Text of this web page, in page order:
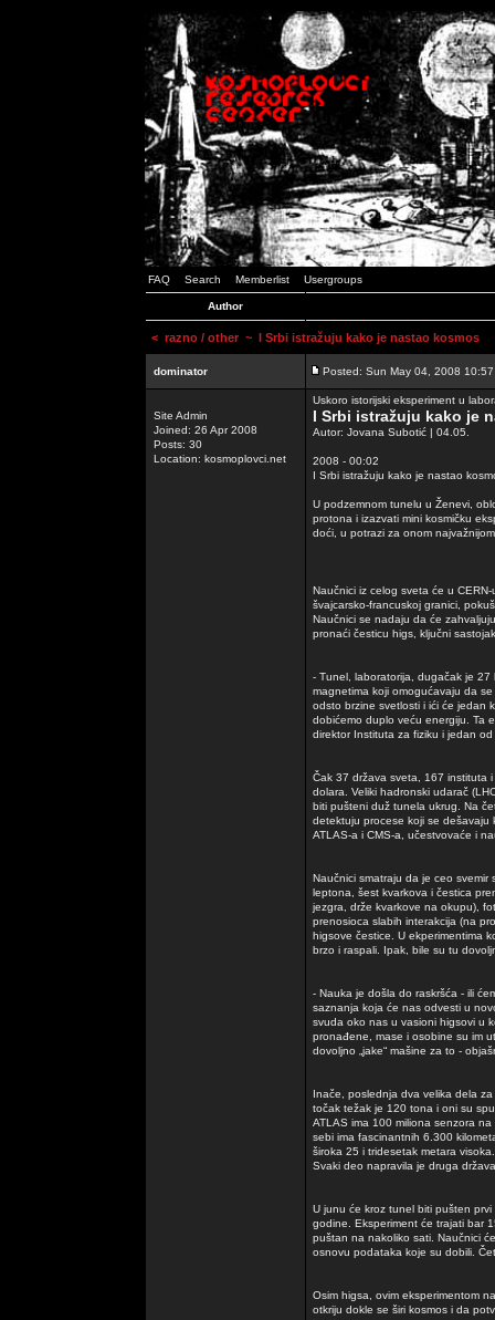
FAQ Search Memberlist Usergroups
Author
< razno / other ~ I Srbi istražuju kako je nastao kosmos
dominator Posted: Sun May 04, 2008 10:57
Site Admin
Joined: 26 Apr 2008
Posts: 30
Location: kosmoplovci.net
Uskoro istorijski eksperiment u
I Srbi istražuju kako je
Autor: Jovana Subotić | 04.05.
2008 - 00:02
I Srbi istražuju kako je nastao
U podzemnom tunelu u Ženevi,
protona i izazvati mini kosmičku
doći, u potrazi za onom
Naučnici iz celog sveta će u
švajcarsko-francuskoj granici,
Naučnici se nadaju da će
pronaći česticu higs, ključni
- Tunel, laboratorija, dugačak je
magnetima koji omogućavaju da
odsto brzine svetlosti i ići će jedan
dobićemo duplo veću energiju. Ta
direktor Instituta za fiziku i jedan
Čak 37 država sveta, 167 instituta
dolara. Veliki hadronski udarač
biti pušteni duž tunela ukrug. Na
detektuju procese koji se dešavaju
ATLAS-a i CMS-a, učestvovaće i
Naučnici smatraju da je ceo
leptona, šest kvarkova i čestica
jezgra, drže kvarkove na okupu),
prenosioca slabih interakcija (na
higsove čestice. U ekperimentima
brzo i raspali. Ipak, bile su tu
- Nauka je došla do raskršća - ili
saznanja koja će nas odvesti u
svuda oko nas u vasioni higsovi u
pronađene, mase i osobine su im
dovoljno „jake“ mašine za to -
Inače, poslednja dva velika dela
točak težak je 120 tona i oni su
ATLAS ima 100 miliona senzora
sebi ima fascinantnih 6.300
široka 25 i tridesetak metara
Svaki deo napravila je druga
U junu će kroz tunel biti pušten
godine. Eksperiment će trajati bar
puštan na nakoliko sati. Naučnici
osnovu podataka koje su dobili.
Osim higsa, ovim eksperimentom
otkriju dokle se širi kosmos i da